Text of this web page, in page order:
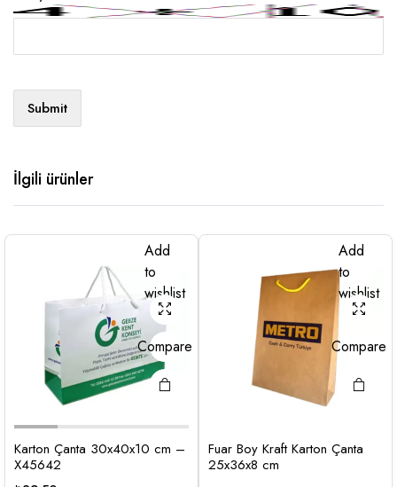
İlgili ürünler
Add
to
wishlist
Compare
Karton Çanta 30x40x10 cm –
X45642
Add
to
wishlist
Compare
Fuar Boy Kraft Karton Çanta
25x36x8 cm